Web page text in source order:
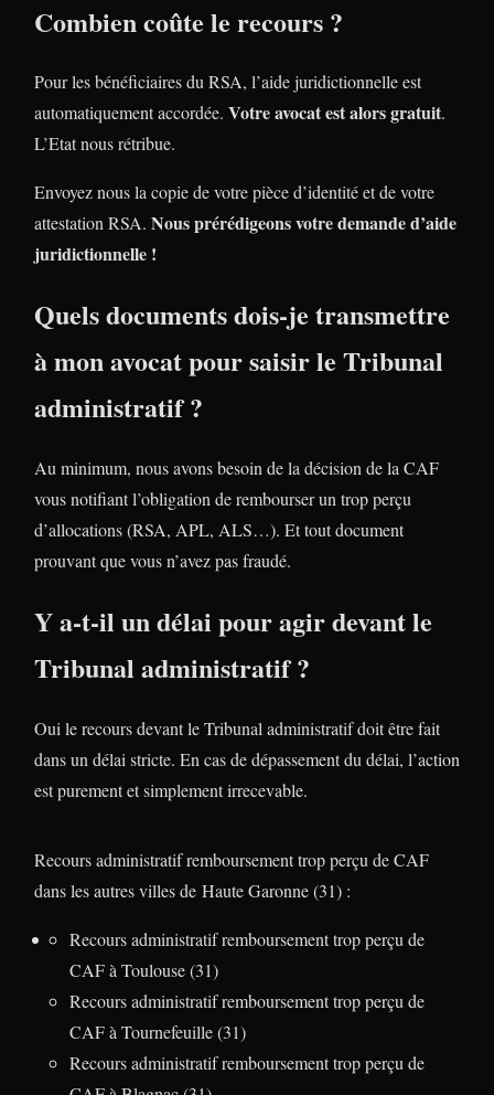
Combien coûte le recours ?
Pour les bénéficiaires du RSA, l’aide juridictionnelle est
automatiquement accordée. Votre avocat est alors gratuit.
L’Etat nous rétribue.
Envoyez nous la copie de votre pièce d’identité et de votre
attestation RSA. Nous prérédigeons votre demande d’aide
juridictionnelle !
Quels documents dois-je transmettre
à mon avocat pour saisir le Tribunal
administratif ?
Au minimum, nous avons besoin de la décision de la CAF
vous notifiant l’obligation de rembourser un trop perçu
d’allocations (RSA, APL, ALS…). Et tout document
prouvant que vous n’avez pas fraudé.
Y a-t-il un délai pour agir devant le
Tribunal administratif ?
Oui le recours devant le Tribunal administratif doit être fait
dans un délai stricte. En cas de dépassement du délai, l’action
est purement et simplement irrecevable.
Recours administratif remboursement trop perçu de CAF
dans les autres villes de Haute Garonne (31) :
Recours administratif remboursement trop perçu de
CAF à Toulouse (31)
Recours administratif remboursement trop perçu de
CAF à Tournefeuille (31)
Recours administratif remboursement trop perçu de